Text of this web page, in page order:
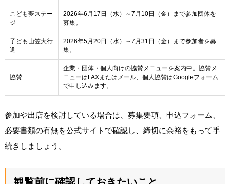
こども夢ステー
ジ
2026年6月17日（水）～7月10日（金）まで参加団体を
募集。
子ども山笠大行
進
2026年5月20日（水）～7月31日（金）まで参加者を募
集。
協賛
企業・団体・個人向けの協賛メニューを案内中。協賛メ
ニューはFAXまたはメール、個人協賛はGoogleフォーム
で申し込みます。
参加や出店を検討している場合は、募集要項、申込フォーム、
必要書類の有無を公式サイトで確認し、締切に余裕をもって手
続きしましょう。